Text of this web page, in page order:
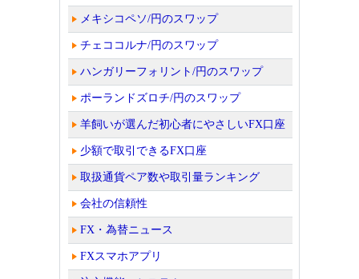
メキシコペソ/円のスワップ
チェココルナ/円のスワップ
ハンガリーフォリント/円のスワップ
ポーランドズロチ/円のスワップ
羊飼いが選んだ初心者にやさしいFX口座
少額で取引できるFX口座
取扱通貨ペア数や取引量ランキング
会社の信頼性
FX・為替ニュース
FXスマホアプリ